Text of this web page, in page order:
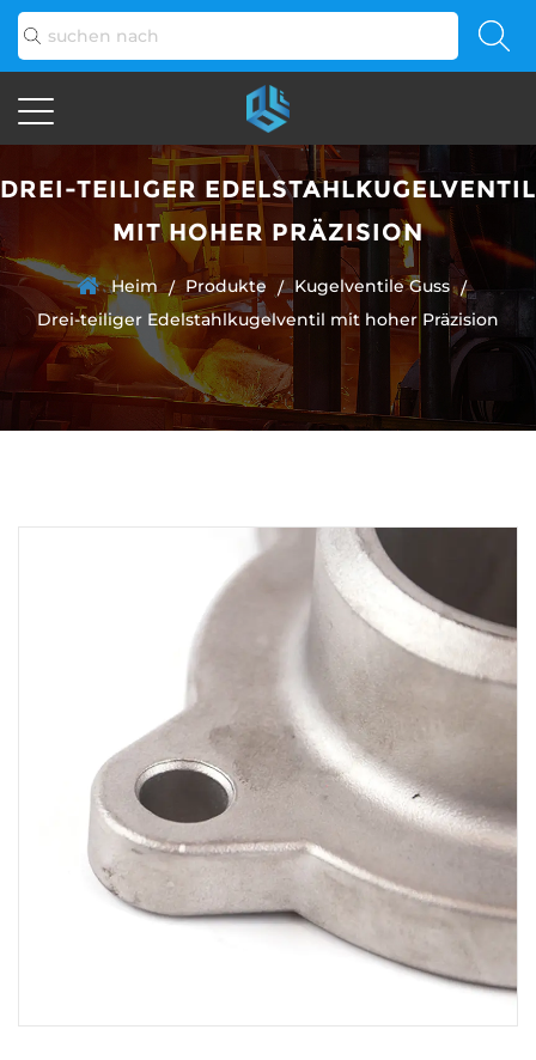
DREI-TEILIGER EDELSTAHLKUGELVENTIL
MIT HOHER PRÄZISION
Heim / Produkte / Kugelventile Guss /
Drei-teiliger Edelstahlkugelventil mit hoher Präzision